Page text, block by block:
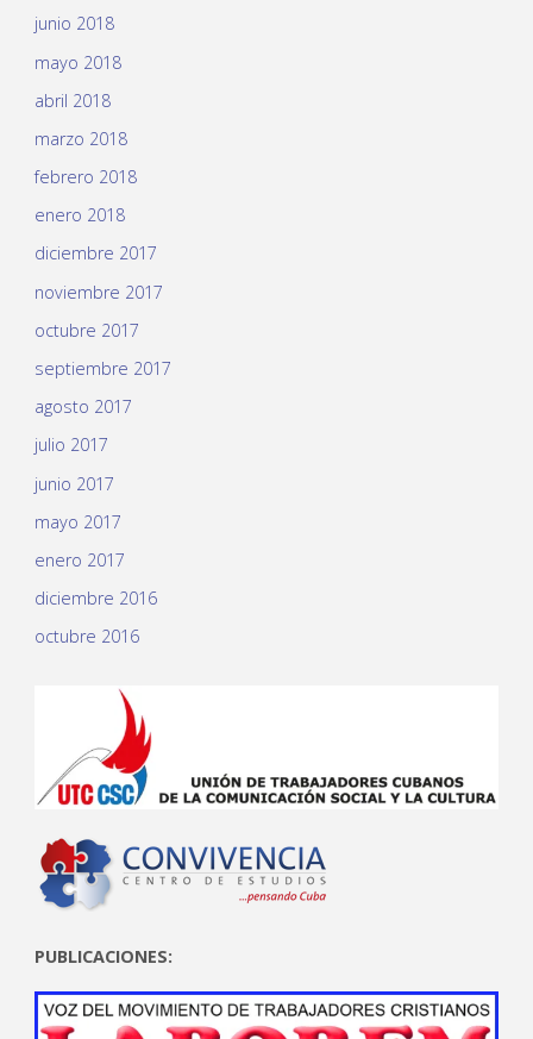
junio 2018
mayo 2018
abril 2018
marzo 2018
febrero 2018
enero 2018
diciembre 2017
noviembre 2017
octubre 2017
septiembre 2017
agosto 2017
julio 2017
junio 2017
mayo 2017
enero 2017
diciembre 2016
octubre 2016
PUBLICACIONES: